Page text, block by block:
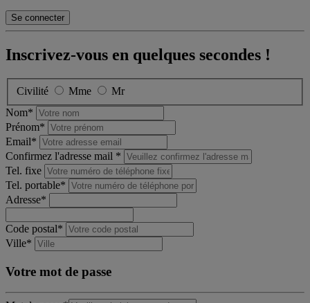
Inscrivez-vous en quelques secondes !
Civilité Mme
Mr
Nom*
Prénom*
Email*
Confirmez l'adresse mail *
Tel. fixe
Tel. portable*
Adresse*
Code postal*
Ville*
Votre mot de passe